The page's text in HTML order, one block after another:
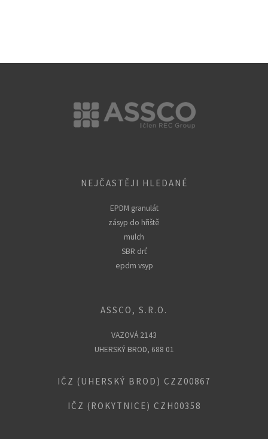
NEJČASTĚJI HLEDANÉ
EPDM granulát
zásyp do hřiště
mulch
SBR drť
epdm vsyp
ASSCO, S.R.O.
VAZOVÁ 2143
UHERSKÝ BROD, 688 01
IČZ (UHERSKÝ BROD) CZZ00867
IČZ (ROKYTNICE) CZH00358